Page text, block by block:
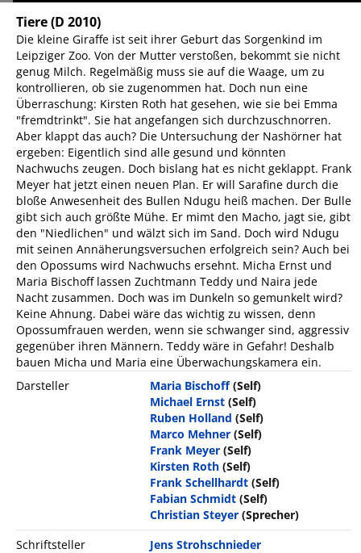
Tiere(D 2010)
Die kleine Giraffe ist seit ihrer Geburt das Sorgenkind im
Leipziger Zoo. Von der Mutter verstoßen, bekommt sie nicht
genug Milch. Regelmäßig muss sie auf die Waage, um zu
kontrollieren, ob sie zugenommen hat. Doch nun eine
Überraschung: Kirsten Roth hat gesehen, wie sie bei Emma
"fremdtrinkt". Sie hat angefangen sich durchzuschnorren.
Aber klappt das auch? Die Untersuchung der Nashörner hat
ergeben: Eigentlich sind alle gesund und könnten
Nachwuchs zeugen. Doch bislang hat es nicht geklappt. Frank
Meyer hat jetzt einen neuen Plan. Er will Sarafine durch die
bloße Anwesenheit des Bullen Ndugu heiß machen. Der Bulle
gibt sich auch größte Mühe. Er mimt den Macho, jagt sie, gibt
den "Niedlichen" und wälzt sich im Sand. Doch wird Ndugu
mit seinen Annäherungsversuchen erfolgreich sein? Auch bei
den Opossums wird Nachwuchs ersehnt. Micha Ernst und
Maria Bischoff lassen Zuchtmann Teddy und Naira jede
Nacht zusammen. Doch was im Dunkeln so gemunkelt wird?
Keine Ahnung. Dabei wäre das wichtig zu wissen, denn
Opossumfrauen werden, wenn sie schwanger sind, aggressiv
gegenüber ihren Männern. Teddy wäre in Gefahr! Deshalb
bauen Micha und Maria eine Überwachungskamera ein.
Darsteller
Maria Bischoff (Self)
Michael Ernst (Self)
Ruben Holland (Self)
Marco Mehner (Self)
Frank Meyer (Self)
Kirsten Roth (Self)
Frank Schellhardt (Self)
Fabian Schmidt (Self)
Christian Steyer (Sprecher)
Schriftsteller
Jens Strohschnieder